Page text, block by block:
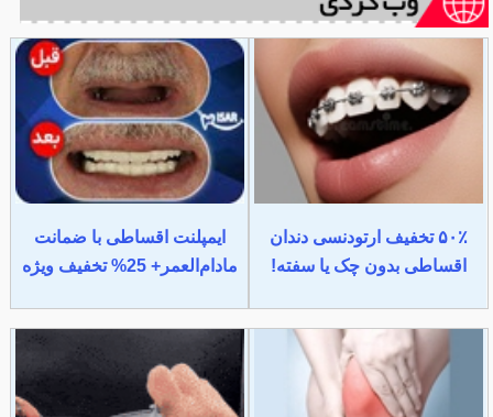
۵۰٪ تخفیف ارتودنسی دندان
اقساطی بدون چک یا سفته!
ایمپلنت اقساطی با ضمانت
مادام‌العمر+ 25% تخفیف ویژه